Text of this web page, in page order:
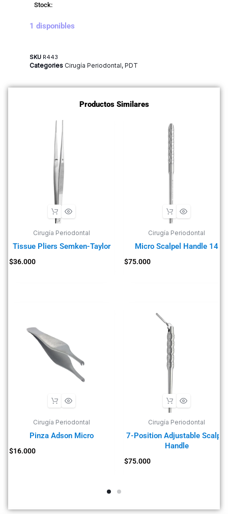
Stock:
1 disponibles
SKU R443
Categories Cirugía Periodontal, PDT
Productos Similares
Cirugía Periodontal
Tissue Pliers Semken-Taylor
$36.000
Cirugía Periodontal
Micro Scalpel Handle 14
$75.000
Cirugía Periodontal
Pinza Adson Micro
$16.000
Cirugía Periodontal
7-Position Adjustable Scalpel
Handle
$75.000